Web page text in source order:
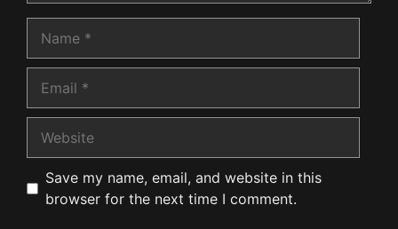
Save my name, email, and website in this
browser for the next time I comment.